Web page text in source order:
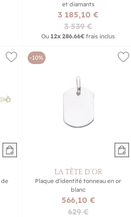
et diamants
3 185,10 €
3 539 €
Ou 12x 286.66€ frais inclus
de
-10%
LA TÊTE D'OR
Plaque d'identité tonneau en or
blanc
566,10 €
629 €